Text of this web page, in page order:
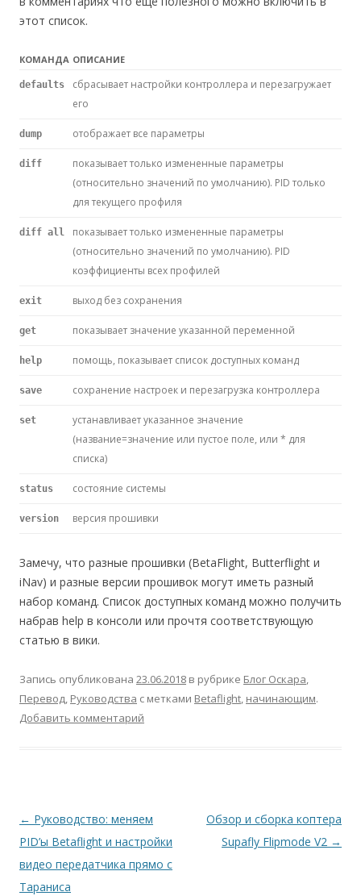
этот список.
КОМАНДА ОПИСАНИЕ
defaults
сбрасывает настройки контроллера и перезагружает
его
dump отображает все параметры
diff
показывает только измененные параметры
(относительно значений по умолчанию). PID только
для текущего профиля
diff all
показывает только измененные параметры
(относительно значений по умолчанию). PID
коэффициенты всех профилей
exit выход без сохранения
get показывает значение указанной переменной
help помощь, показывает список доступных команд
save сохранение настроек и перезагрузка контроллера
set
устанавливает указанное значение
(название=значение или пустое поле, или * для
списка)
status состояние системы
version версия прошивки
Замечу, что разные прошивки (BetaFlight, Butterflight и
iNav) и разные версии прошивок могут иметь разный
набор команд. Список доступных команд можно получить
набрав help в консоли или прочтя соответствующую
статью в вики.
Запись опубликована 23.06.2018 в рубрике Блог Оскара,
Перевод, Руководства с метками Betaflight, начинающим.
Добавить комментарий
Навигация
по
записям
← Руководство: меняем
PID’ы Betaflight и настройки
видео передатчика прямо с
Тараниса
Обзор и сборка коптера
Supafly Flipmode V2 →